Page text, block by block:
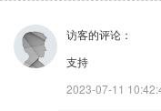
访客的评论：
支持
2023-07-11